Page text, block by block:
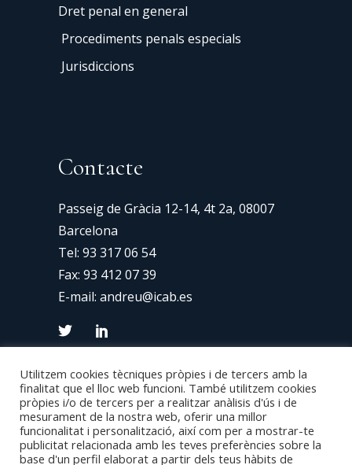
Dret penal en general
Procediments penals especials
Jurisdiccions
Contacte
Passeig de Gràcia 12-14, 4t 2a, 08007
Barcelona
Tel: 93 317 06 54
Fax: 93 412 07 39
E-mail: andreu@icab.es
Utilitzem cookies tècniques pròpies i de tercers amb la
finalitat que el lloc web funcioni. També utilitzem cookies
pròpies i/o de tercers per a realitzar anàlisis d'ús i de
mesurament de la nostra web, oferir una millor
funcionalitat i personalització, així com per a mostrar-te
publicitat relacionada amb les teves preferències sobre la
base d'un perfil elaborat a partir dels teus hàbits de